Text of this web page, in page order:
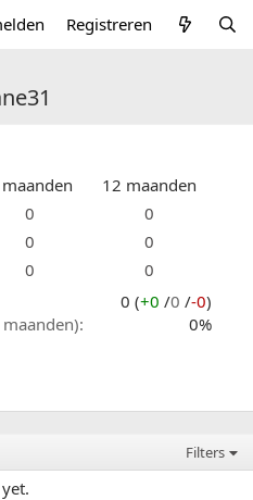
Registreren
12 maanden
0
0
0
0
0
0
0 (+0 /0 /-0)
0%
Filters